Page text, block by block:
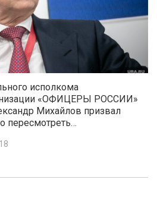
исполкома
«ОФИЦЕРЫ РОССИИ»
Михайлов призвал
пересмотреть…